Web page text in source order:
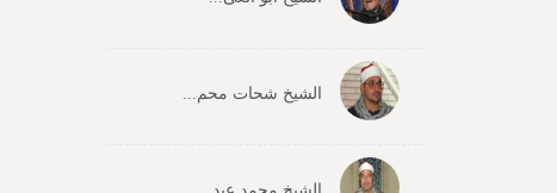
الشیخ شحات محم...